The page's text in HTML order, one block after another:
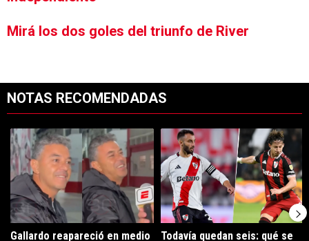
Mirá los dos goles del triunfo de River
NOTAS RECOMENDADAS
Un artículo de tendencia con el título "Gallardo reapareció en medio
Gallardo reapareció en medio
Un artículo de tendencia con el
Todavía quedan seis: qué se